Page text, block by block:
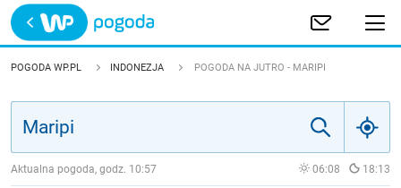
Trwa ładowanie
POLSKA
POGODA WP.PL INDONEZJA POGODA NA JUTRO - MARIPI
Aktualna pogoda, godz. 10:57 06:08 18:13